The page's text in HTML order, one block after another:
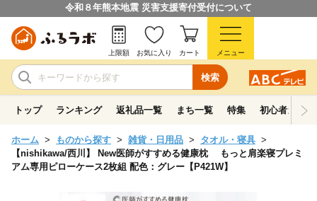
令和８年熊本地震 災害支援寄付受付について
検索
上限額 お気に入り カート メニュー
トップ ランキング 返礼品一覧 まち一覧 特集 初心者ガイド
ホーム ものから探す 雑貨・日用品
タオル・寝具
【nishikawa/西川】 New医師がすすめる健康枕 もっと肩楽寝プレミ
アム専用ピローケース2枚組 配色：グレー【P421W】